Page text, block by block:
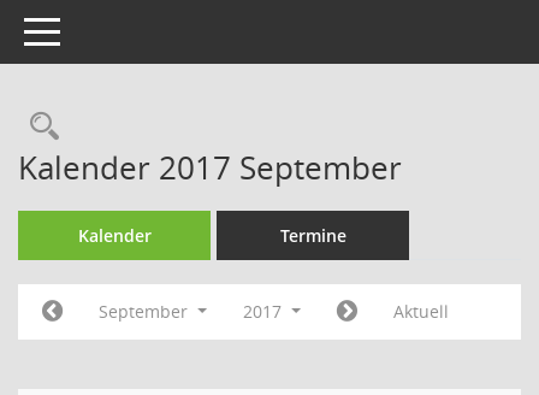
Toggle navigation
Rechercheauswahl
Kalender 2017 September
Kalender Termine
September 2017 Aktuell